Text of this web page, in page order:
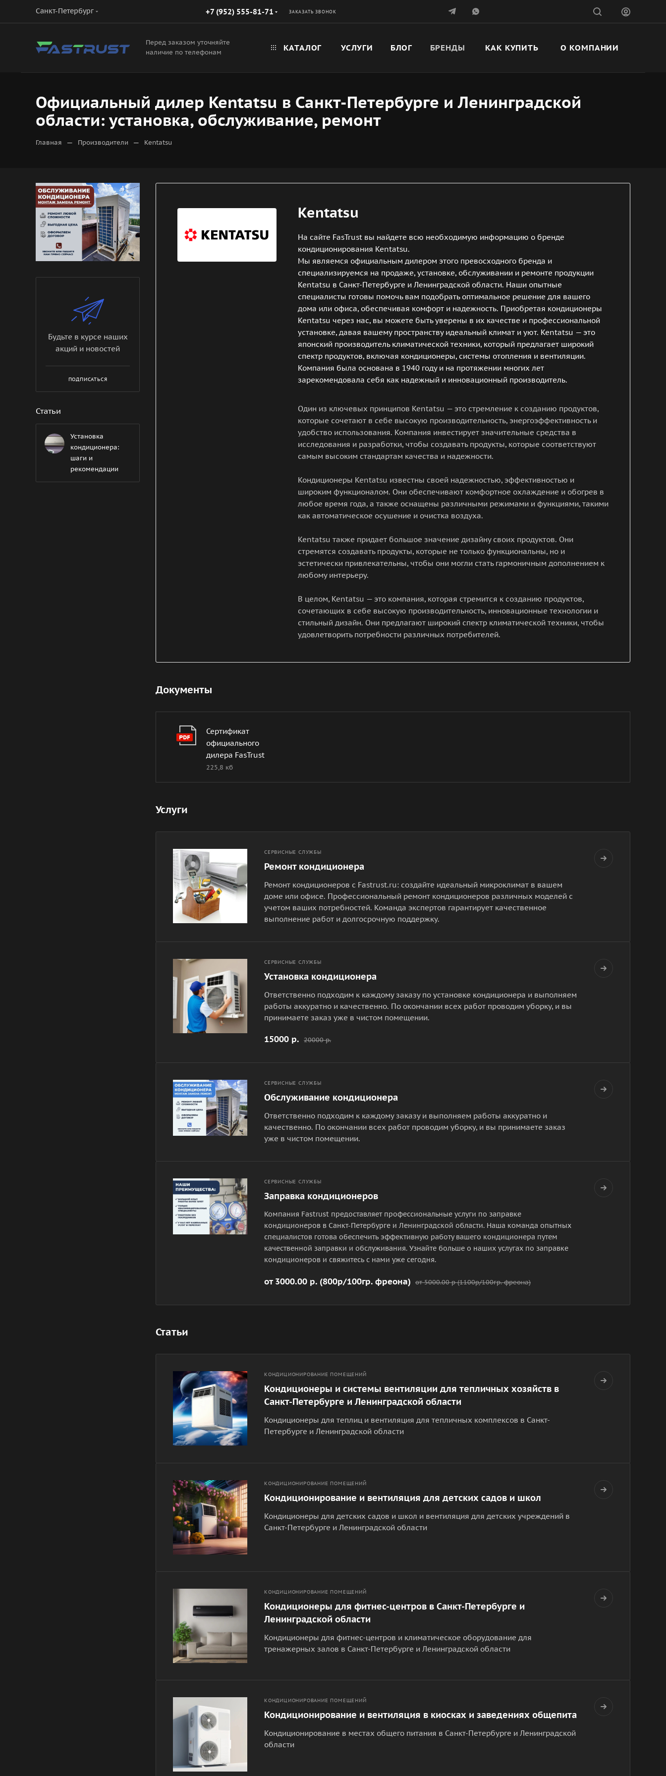
Санкт-Петербург +7 (952) 555-81-71 ЗАКАЗАТЬ ЗВОНОК
Перед заказом уточняйте
наличие по телефонам
КАТАЛОГ УСЛУГИ БЛОГ БРЕНДЫ КАК КУПИТЬ О КОМПАНИИ
Официальный дилер Kentatsu в Санкт-Петербурге и Ленинградской
области: установка, обслуживание, ремонт
Главная — Производители — Kentatsu
Kentatsu
На сайте FasTrust вы найдете всю необходимую информацию о бренде
кондиционирования Kentatsu.
Мы являемся официальным дилером этого превосходного бренда и
специализируемся на продаже, установке, обслуживании и ремонте продукции
Kentatsu в Санкт-Петербурге и Ленинградской области. Наши опытные
специалисты готовы помочь вам подобрать оптимальное решение для вашего
дома или офиса, обеспечивая комфорт и надежность. Приобретая кондиционеры
Kentatsu через нас, вы можете быть уверены в их качестве и профессиональной
установке, давая вашему пространству идеальный климат и уют. Kentatsu — это
японский производитель климатической техники, который предлагает широкий
спектр продуктов, включая кондиционеры, системы отопления и вентиляции.
Компания была основана в 1940 году и на протяжении многих лет
зарекомендовала себя как надежный и инновационный производитель.
Один из ключевых принципов Kentatsu — это стремление к созданию продуктов,
которые сочетают в себе высокую производительность, энергоэффективность и
удобство использования. Компания инвестирует значительные средства в
исследования и разработки, чтобы создавать продукты, которые соответствуют
самым высоким стандартам качества и надежности.
Кондиционеры Kentatsu известны своей надежностью, эффективностью и
широким функционалом. Они обеспечивают комфортное охлаждение и обогрев в
любое время года, а также оснащены различными режимами и функциями, такими
как автоматическое осушение и очистка воздуха.
Kentatsu также придает большое значение дизайну своих продуктов. Они
стремятся создавать продукты, которые не только функциональны, но и
эстетически привлекательны, чтобы они могли стать гармоничным дополнением к
любому интерьеру.
В целом, Kentatsu — это компания, которая стремится к созданию продуктов,
сочетающих в себе высокую производительность, инновационные технологии и
стильный дизайн. Они предлагают широкий спектр климатической техники, чтобы
удовлетворить потребности различных потребителей.
Документы
Сертификат
официального
дилера FasTrust
225,8 кб
Услуги
СЕРВИСНЫЕ СЛУЖБЫ
Ремонт кондиционера
Ремонт кондиционеров с Fastrust.ru: создайте идеальный микроклимат в вашем
доме или офисе. Профессиональный ремонт кондиционеров различных моделей с
учетом ваших потребностей. Команда экспертов гарантирует качественное
выполнение работ и долгосрочную поддержку.
СЕРВИСНЫЕ СЛУЖБЫ
Установка кондиционера
Ответственно подходим к каждому заказу по установке кондиционера и выполняем
работы аккуратно и качественно. По окончании всех работ проводим уборку, и вы
принимаете заказ уже в чистом помещении.
15000 р. 20000 р.
СЕРВИСНЫЕ СЛУЖБЫ
Обслуживание кондиционера
Ответственно подходим к каждому заказу и выполняем работы аккуратно и
качественно. По окончании всех работ проводим уборку, и вы принимаете заказ
уже в чистом помещении.
СЕРВИСНЫЕ СЛУЖБЫ
Заправка кондиционеров
Компания Fastrust предоставляет профессиональные услуги по заправке
кондиционеров в Санкт-Петербурге и Ленинградской области. Наша команда опытных
специалистов готова обеспечить эффективную работу вашего кондиционера путем
качественной заправки и обслуживания. Узнайте больше о наших услугах по заправке
кондиционеров и свяжитесь с нами уже сегодня.
от 3000.00 р. (800р/100гр. фреона) от 5000.00 р (1100р/100гр. фреона)
Статьи
КОНДИЦИОНИРОВАНИЕ ПОМЕЩЕНИЙ
Кондиционеры и системы вентиляции для тепличных хозяйств в
Санкт-Петербурге и Ленинградской области
Кондиционеры для теплиц и вентиляция для тепличных комплексов в Санкт-
Петербурге и Ленинградской области
КОНДИЦИОНИРОВАНИЕ ПОМЕЩЕНИЙ
Кондиционирование и вентиляция для детских садов и школ
Кондиционеры для детских садов и школ и вентиляция для детских учреждений в
Санкт-Петербурге и Ленинградской области
КОНДИЦИОНИРОВАНИЕ ПОМЕЩЕНИЙ
Кондиционеры для фитнес-центров в Санкт-Петербурге и
Ленинградской области
Кондиционеры для фитнес-центров и климатическое оборудование для
тренажерных залов в Санкт-Петербурге и Ленинградской области
КОНДИЦИОНИРОВАНИЕ ПОМЕЩЕНИЙ
Кондиционирование и вентиляция в киосках и заведениях общепита
Кондиционирование в местах общего питания в Санкт-Петербурге и Ленинградской
области
Будьте в курсе наших
акций и новостей
ПОДПИСАТЬСЯ
Статьи
Установка
кондиционера:
шаги и
рекомендации